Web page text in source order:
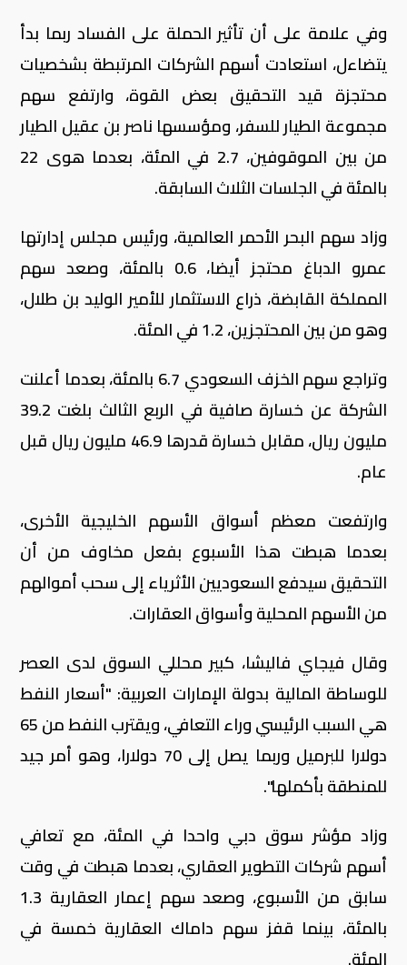
وفي علامة على أن تأثير الحملة على الفساد ربما بدأ
يتضاءل، استعادت أسهم الشركات المرتبطة بشخصيات
محتجزة قيد التحقيق بعض القوة، وارتفع سهم
مجموعة الطيار للسفر، ومؤسسها ناصر بن عقيل الطيار
من بين الموقوفين، 2.7 في المئة، بعدما هوى 22
بالمئة في الجلسات الثلاث السابقة.
وزاد سهم البحر الأحمر العالمية، ورئيس مجلس إدارتها
عمرو الدباغ محتجز أيضا، 0.6 بالمئة، وصعد سهم
المملكة القابضة، ذراع الاستثمار للأمير الوليد بن طلال،
وهو من بين المحتجزين، 1.2 في المئة.
وتراجع سهم الخزف السعودي 6.7 بالمئة، بعدما أعلنت
الشركة عن خسارة صافية في الربع الثالث بلغت 39.2
مليون ريال، مقابل خسارة قدرها 46.9 مليون ريال قبل
عام.
وارتفعت معظم أسواق الأسهم الخليجية الأخرى،
بعدما هبطت هذا الأسبوع بفعل مخاوف من أن
التحقيق سيدفع السعوديين الأثرياء إلى سحب أموالهم
من الأسهم المحلية وأسواق العقارات.
وقال فيجاي فاليشا، كبير محللي السوق لدى العصر
للوساطة المالية بدولة الإمارات العربية: "أسعار النفط
هي السبب الرئيسي وراء التعافي، ويقترب النفط من 65
دولارا للبرميل وربما يصل إلى 70 دولارا، وهو أمر جيد
للمنطقة بأكملها".
وزاد مؤشر سوق دبي واحدا في المئة، مع تعافي
أسهم شركات التطوير العقاري، بعدما هبطت في وقت
سابق من الأسبوع، وصعد سهم إعمار العقارية 1.3
بالمئة، بينما قفز سهم داماك العقارية خمسة في
المئة.